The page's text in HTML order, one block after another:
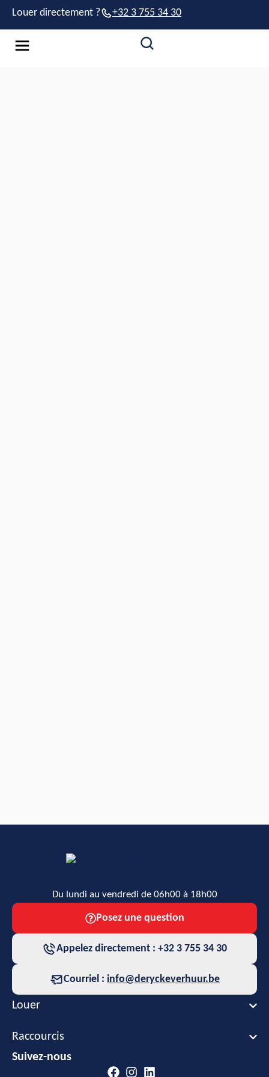
Louer directement ? +32 3 755 34 30
Du lundi au vendredi de 06h00 à 18h00
Posez une question
Appelez directement : +32 3 755 34 30
Courriel : info@deryckeverhuur.be
Louer
Raccourcis
Suivez-nous